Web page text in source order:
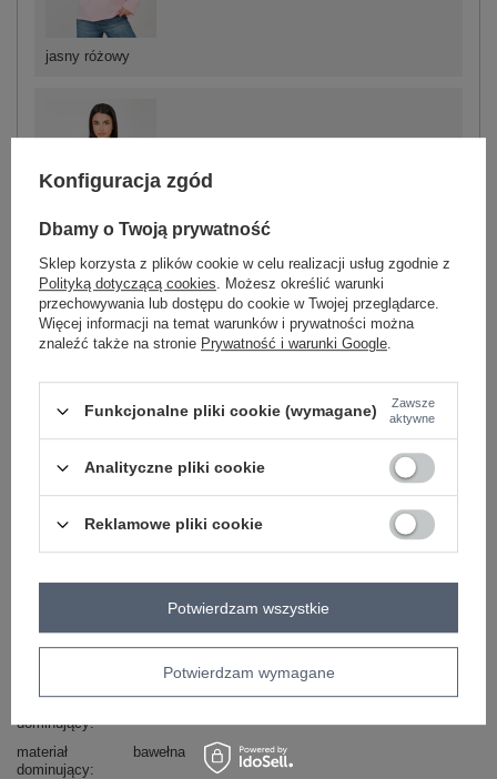
jasny różowy
jasny żółty
One size
ZALOGUJ SIĘ I ZOBACZ CENĘ
Masz pytanie? Chętnie pomożemy.
Zadzwoń+48 601 547 740 Zadaj pytanie
skład materiału : 95% bawełna, 5% elastan
bluzka codzienna
styl
casual
codzienne
dominujący
materiał
dominujący
bawełna
Konfiguracja zgód
Dbamy o Twoją prywatność
Sklep korzysta z plików cookie w celu realizacji usług zgodnie z
Polityką dotyczącą cookies. Możesz określić warunki
przechowywania lub dostępu do cookie w Twojej przeglądarce.
Więcej informacji na temat warunków i prywatności można
znaleźć także na stronie Prywatność i warunki Google.
Funkcjonalne pliki cookie (wymagane)
Zawsze
aktywne
Analityczne pliki cookie
Reklamowe pliki cookie
Potwierdzam wymagane
Potwierdzam wszystkie